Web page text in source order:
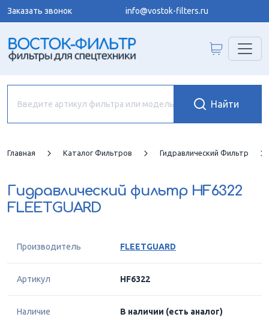
Заказать звонок info@vostok-filters.ru
Главная Каталог Фильтров Гидравлический Фильтр
Гидравлический фильтр HF6322
FLEETGUARD
Производитель FLEETGUARD
Артикул HF6322
Наличие В наличии (есть аналог)